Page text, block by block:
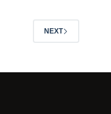
NEXT